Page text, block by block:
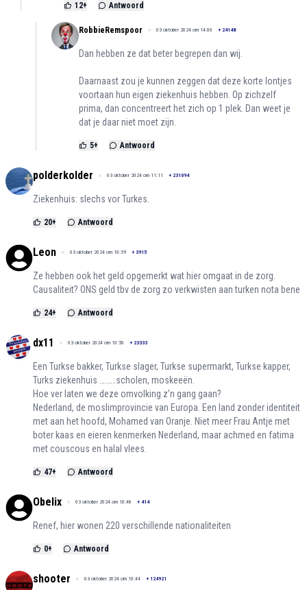
12+ Antwoord
RobbieRemspoor 03 oktober 2024 om 14:00 + 24148
Dan hebben ze dat beter begrepen dan wij.
Daarnaast zou je kunnen zeggen dat deze korte lontjes
voortaan hun eigen ziekenhuis hebben. Op zichzelf
prima, dan concentreert het zich op 1 plek. Dan weet je
dat je daar niet moet zijn.
5+ Antwoord
polderkolder 03 oktober 2024 om 11:11 + 231094
Ziekenhuis: slechs vor Turkes.
20+ Antwoord
Leon 03 oktober 2024 om 10:59 + 3915
Ze hebben ook het geld opgemerkt wat hier omgaat in de zorg.
Causaliteit? ONS geld tbv de zorg zo verkwisten aan turken nota bene
24+ Antwoord
dx11 03 oktober 2024 om 10:50 + 23333
Een Turkse bakker, Turkse slager, Turkse supermarkt, Turkse kapper,
Turks ziekenhuis ………scholen, moskeeën.
Hoe ver laten we deze omvolking z’n gang gaan?
Nederland, de moslimprovincie van Europa. Een land zonder identiteit
met aan het hoofd, Mohamed van Oranje. Niet meer Frau Antje met
boter kaas en eieren kenmerken Nederland, maar achmed en fatima
met couscous en halal vlees.
47+ Antwoord
Obelix 03 oktober 2024 om 10:48 + 414
Renef, hier wonen 220 verschillende nationaliteiten
0+ Antwoord
shooter 03 oktober 2024 om 10:44 + 124921